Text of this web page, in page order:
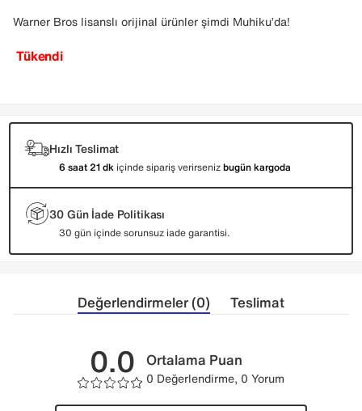
Warner Bros lisanslı orijinal ürünler şimdi Muhiku’da!
Tükendi
Hızlı Teslimat
6 saat 21 dk içinde sipariş verirsenizbugün kargoda
30 Gün İade Politikası
30 gün içinde sorunsuz iade garantisi.
Değerlendirmeler (0) Teslimat
0.0 Ortalama Puan
0 Değerlendirme, 0 Yorum